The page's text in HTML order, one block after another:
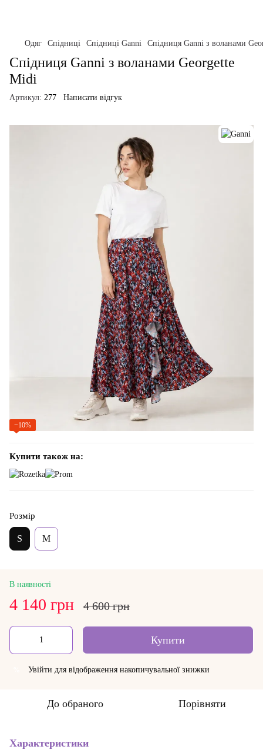
Одяг Спідниці Спідниці Ganni Спідниця Ganni з воланами
Спідниця Ganni з воланами Georgette
Midi
Артикул: 277 Написати відгук
−10%
Купити також на:
Розмір
S M
В наявності
4 140 грн 4 600 грн
Купити
Увійти для відображення накопичувальної знижки
До обраного Порівняти
Характеристики